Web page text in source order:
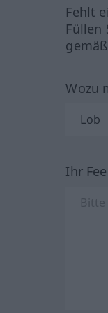
Fehlt
Füllen
Wozu
Ihr